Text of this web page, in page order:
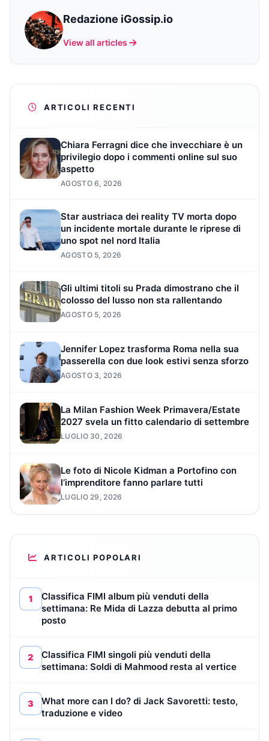
Redazione iGossip.io
View all articles
ARTICOLI RECENTI
Chiara Ferragni dice che invecchiare è un
privilegio dopo i commenti online sul suo
aspetto
AGOSTO 6, 2026
Star austriaca dei reality TV morta dopo
un incidente mortale durante le riprese di
uno spot nel nord Italia
AGOSTO 5, 2026
Gli ultimi titoli su Prada dimostrano che il
colosso del lusso non sta rallentando
AGOSTO 5, 2026
Jennifer Lopez trasforma Roma nella sua
passerella con due look estivi senza sforzo
AGOSTO 3, 2026
La Milan Fashion Week Primavera/Estate
2027 svela un fitto calendario di settembre
LUGLIO 30, 2026
Le foto di Nicole Kidman a Portofino con
l’imprenditore fanno parlare tutti
LUGLIO 29, 2026
ARTICOLI POPOLARI
1
Classifica FIMI album più venduti della
settimana: Re Mida di Lazza debutta al primo
posto
2
Classifica FIMI singoli più venduti della
settimana: Soldi di Mahmood resta al vertice
3
What more can I do? di Jack Savoretti: testo,
traduzione e video